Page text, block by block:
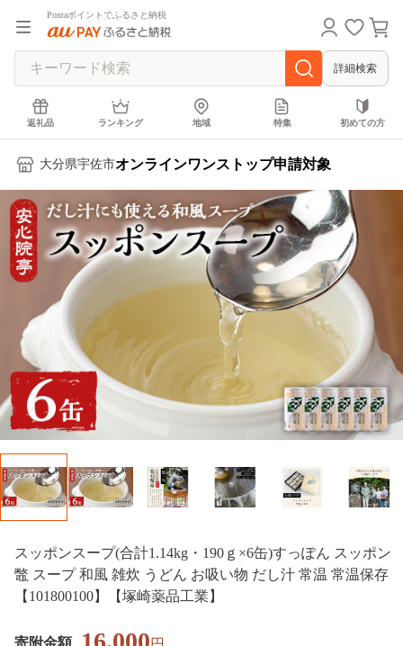
Pontaポイントでふるさと納税
詳細検索
返礼品 ランキング 地域 特集 初めての方
大分県宇佐市オンラインワンストップ申請対象
スッポンスープ(合計1.14kg・190ｇ×6缶)すっぽん スッポン
鼈 スープ 和風 雑炊 うどん お吸い物 だし汁 常温 常温保存
【101800100】【塚崎薬品工業】